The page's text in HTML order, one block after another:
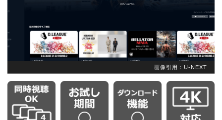
画像引用：U-NEXT